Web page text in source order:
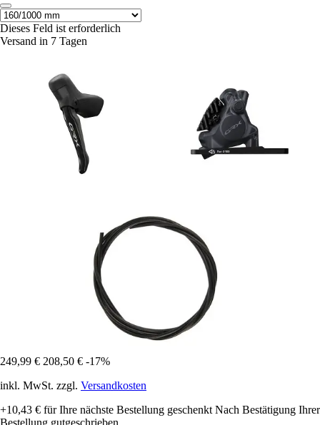
Dieses Feld ist erforderlich
Versand in 7 Tagen
249,99 € 208,50 € -17%
inkl. MwSt. zzgl. Versandkosten
+10,43 € für Ihre nächste Bestellung geschenkt Nach Bestätigung Ihrer